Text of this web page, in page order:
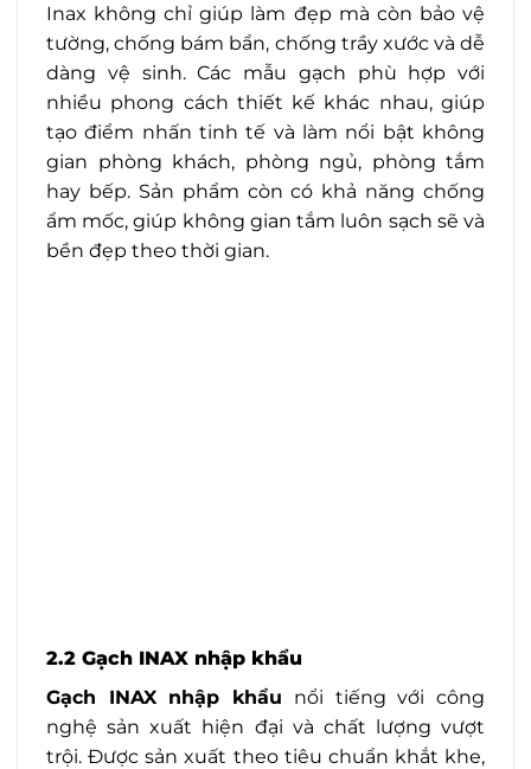
Inax không chỉ giúp làm đẹp mà còn bảo vệ
tường, chống bám bẩn, chống trầy xước và dễ
dàng vệ sinh. Các mẫu gạch phù hợp với
nhiều phong cách thiết kế khác nhau, giúp
tạo điểm nhấn tinh tế và làm nổi bật không
gian phòng khách, phòng ngủ, phòng tắm
hay bếp. Sản phẩm còn có khả năng chống
ẩm mốc, giúp không gian tắm luôn sạch sẽ và
bền đẹp theo thời gian.
2.2 Gạch INAX nhập khẩu
Gạch INAX nhập khẩu nổi tiếng với công
nghệ sản xuất hiện đại và chất lượng vượt
trội. Được sản xuất theo tiêu chuẩn khắt khe,